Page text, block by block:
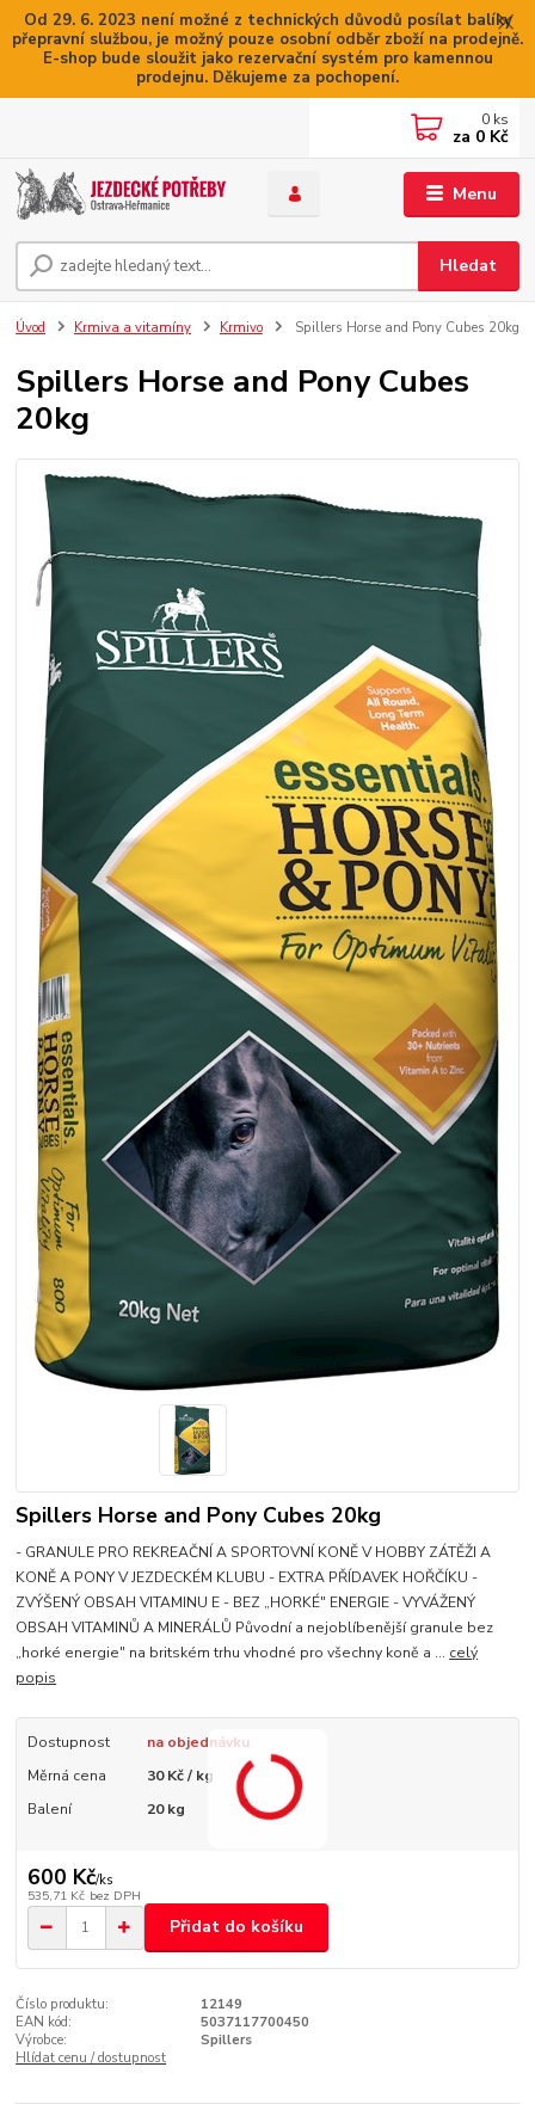
Od 29. 6. 2023 není možné z technických důvodů posílat balíky
přepravní službou, je možný pouze osobní odběr zboží na prodejně.
E-shop bude sloužit jako rezervační systém pro kamennou
prodejnu. Děkujeme za pochopení.
Menu
Hledat
0 ks
za 0 Kč
Úvod Krmiva a vitamíny Krmivo Spillers Horse and Pony Cubes 20kg
Spillers Horse and Pony Cubes
20kg
Spillers Horse and Pony Cubes 20kg
- GRANULE PRO REKREAČNÍ A SPORTOVNÍ KONĚ V HOBBY ZÁTĚŽI A
KONĚ A PONY V JEZDECKÉM KLUBU - EXTRA PŘÍDAVEK HOŘČÍKU -
ZVÝŠENÝ OBSAH VITAMINU E - BEZ „HORKÉ" ENERGIE - VYVÁŽENÝ
OBSAH VITAMINŮ A MINERÁLŮ Původní a nejoblíbenější granule bez
„horké energie" na britském trhu vhodné pro všechny koně a ... celý
popis
Dostupnost
na objednávku
Měrná cena
30 Kč / kg
Balení
20 kg
600 Kč/ks
535,71 Kč bez DPH
Přidat do košíku
Číslo produktu:
12149
EAN kód:
5037117700450
Výrobce:
Spillers
Hlídat cenu / dostupnost